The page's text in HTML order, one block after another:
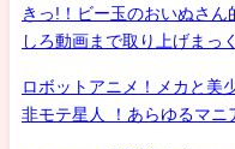
きっ!！ビー玉のおいぬさ
しろ動画まで取り上げまっ
ロボットアニメ！メカと美
非モテ星人 ！あらゆるマニ